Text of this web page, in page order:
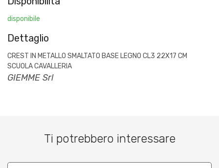
disponibile
Dettaglio
CREST IN METALLO SMALTATO BASE LEGNO CL3 22X17 CM
SCUOLA CAVALLERIA
GIEMME Srl
Ti potrebbero interessare